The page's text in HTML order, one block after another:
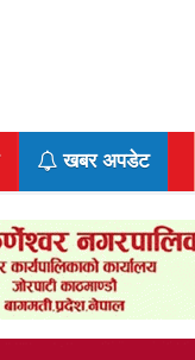
खबर अपडेट